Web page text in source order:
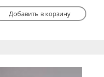
Добавить в корзину